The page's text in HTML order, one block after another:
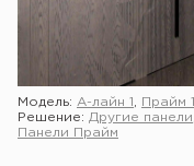
Модель: А-лайн 1
Прайм 1
Решение: Другие панели
Панели Прайм